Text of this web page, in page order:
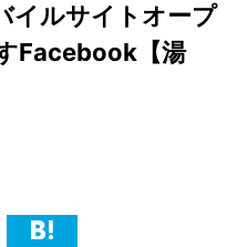
イルサイトオープ
Facebook【湯
テレワーク